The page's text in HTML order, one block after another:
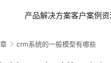
产品解决方案客户案例
crm系统的一般模型有哪些